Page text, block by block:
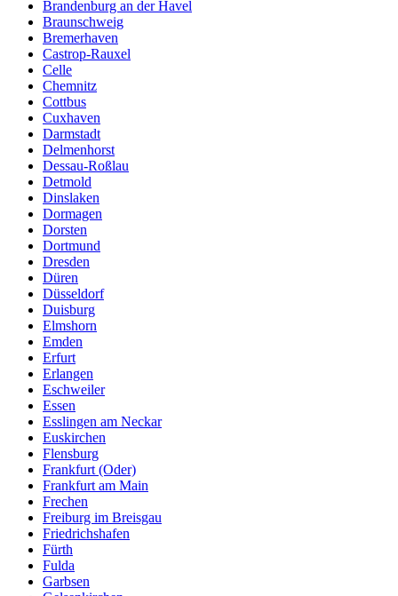
Brandenburg an der Havel
Braunschweig
Bremerhaven
Castrop-Rauxel
Celle
Chemnitz
Cottbus
Cuxhaven
Darmstadt
Delmenhorst
Dessau-Roßlau
Detmold
Dinslaken
Dormagen
Dorsten
Dortmund
Dresden
Düren
Düsseldorf
Duisburg
Elmshorn
Emden
Erfurt
Erlangen
Eschweiler
Essen
Esslingen am Neckar
Euskirchen
Flensburg
Frankfurt (Oder)
Frankfurt am Main
Frechen
Freiburg im Breisgau
Friedrichshafen
Fürth
Fulda
Garbsen